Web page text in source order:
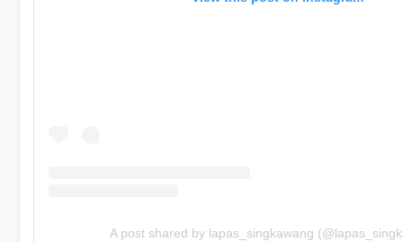
A post shared by lapas_singkawang